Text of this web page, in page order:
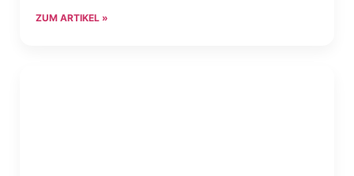
ZUM ARTIKEL »